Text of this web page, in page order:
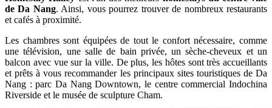
de Da Nang. Ainsi, vous pourrez trouver de nombreux restaurants
et cafés à proximité.
Les chambres sont équipées de tout le confort nécessaire, comme
une télévision, une salle de bain privée, un sèche-cheveux et un
balcon avec vue sur la ville. De plus, les hôtes sont très accueillants
et prêts à vous recommander les principaux sites touristiques de Da
Nang : parc Da Nang Downtown, le centre commercial Indochina
Riverside et le musée de sculpture Cham.